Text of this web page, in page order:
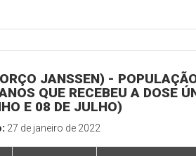
JANSSEN) -
QUE RECEBEU A DOSE
E 08 DE JULHO)
27 de janeiro de 2022